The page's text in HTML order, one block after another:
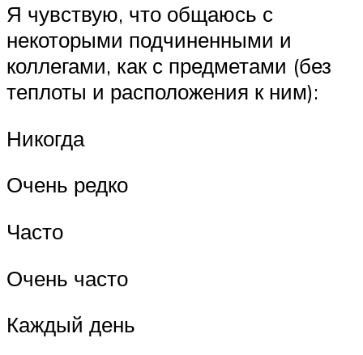
Я чувствую, что общаюсь с
некоторыми подчиненными и
коллегами, как с предметами (без
теплоты и расположения к ним):
Никогда
Очень редко
Часто
Очень часто
Каждый день